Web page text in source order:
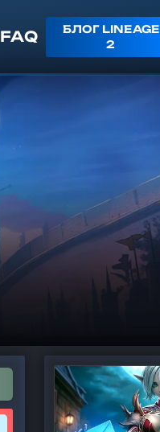
FAQ
БЛОГ LINEAGE
2